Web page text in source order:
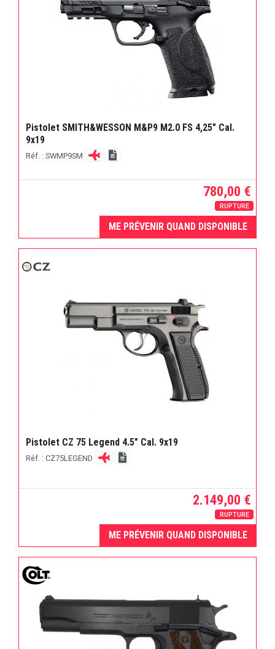
Pistolet SMITH&WESSON M&P9 M2.0 FS 4,25″ Cal.
9x19
Réf. : SWMP9SM
780,00 €
RUPTURE
ME PRÉVENIR QUAND DISPONIBLE
Pistolet CZ 75 Legend 4.5" Cal. 9x19
Réf. : CZ75LEGEND
2.149,00 €
RUPTURE
ME PRÉVENIR QUAND DISPONIBLE